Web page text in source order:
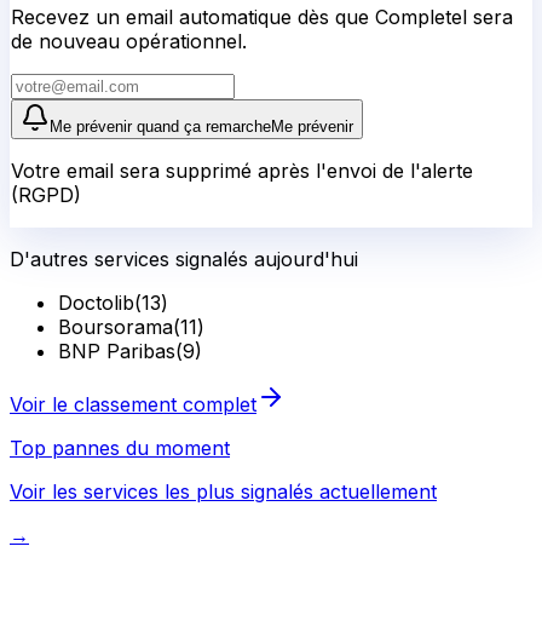
Recevez un email automatique dès que Completel sera
de nouveau opérationnel.
Me prévenir quand ça remarcheMe prévenir
Votre email sera supprimé après l'envoi de l'alerte
(RGPD)
D'autres services signalés aujourd'hui
Doctolib(13)
Boursorama(11)
BNP Paribas(9)
Voir le classement complet
Top pannes du moment
Voir les services les plus signalés actuellement
→